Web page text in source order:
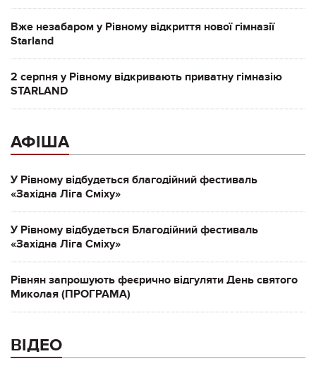
Вже незабаром у Рівному відкриття нової гімназії
Starland
2 серпня у Рівному відкривають приватну гімназію
STARLAND
АФІША
У Рівному відбудеться благодійний фестиваль
«Західна Ліга Сміху»
У Рівному відбудеться Благодійний фестиваль
«Західна Ліга Сміху»
Рівнян запрошують феєрично відгуляти День святого
Миколая (ПРОГРАМА)
ВІДЕО